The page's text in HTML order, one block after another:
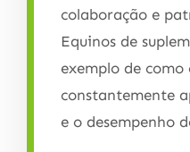
colaboração e
Equinos de
exemplo de como
constantemente
e o desempenho